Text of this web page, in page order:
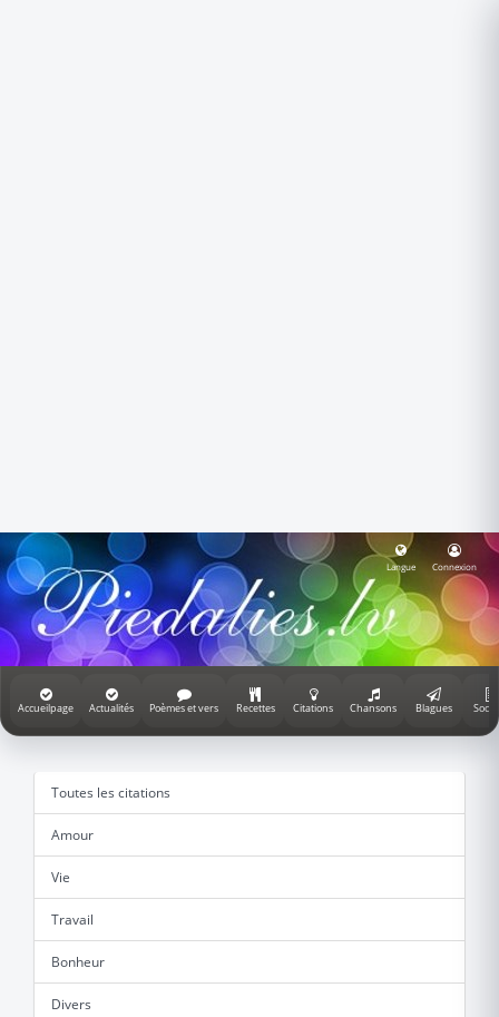
Langue Connexion
Accueilpage Actualités Poèmes et vers Recettes Citations Chansons Blagues
Toutes les citations
Amour
Vie
Travail
Bonheur
Divers